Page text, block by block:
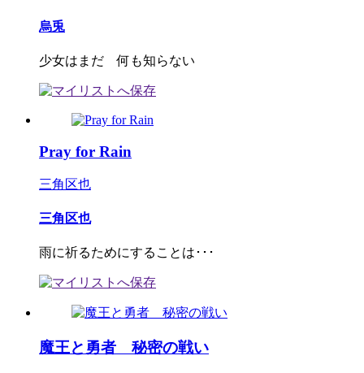
烏兎
少女はまだ 何も知らない
Pray for Rain
三角区也
三角区也
雨に祈るためにすることは･･･
魔王と勇者 秘密の戦い